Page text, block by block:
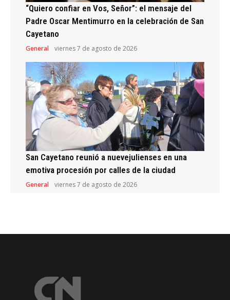
“Quiero confiar en Vos, Señor”: el mensaje del
Padre Oscar Mentimurro en la celebración de San
Cayetano
General viernes 7 de agosto de 2026
San Cayetano reunió a nuevejulienses en una
emotiva procesión por calles de la ciudad
General viernes 7 de agosto de 2026